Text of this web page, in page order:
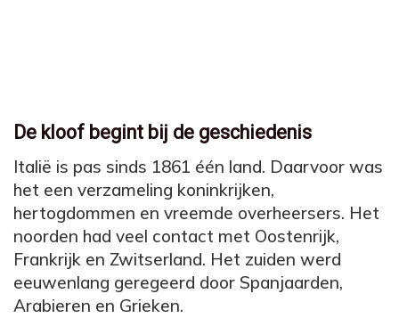
De kloof begint bij de geschiedenis
Italië is pas sinds 1861 één land. Daarvoor was
het een verzameling koninkrijken,
hertogdommen en vreemde overheersers. Het
noorden had veel contact met Oostenrijk,
Frankrijk en Zwitserland. Het zuiden werd
eeuwenlang geregeerd door Spanjaarden,
Arabieren en Grieken.